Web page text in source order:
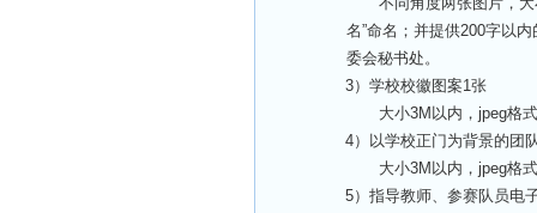
名”命名；并提供200字以
委会秘书处。
3）学校校徽图案1张
大小3M以内，jpeg格
4）以学校正门为背景的团
大小3M以内，jpeg格
5）指导教师、参赛队员电